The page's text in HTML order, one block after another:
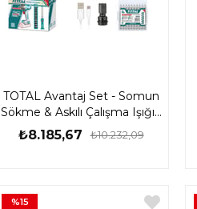
TOTAL Avantaj Set - Somun
Sökme & Askılı Çalışma Işığı -
TOSLI23048E
₺8.185,67 ₺10.232,09
%15